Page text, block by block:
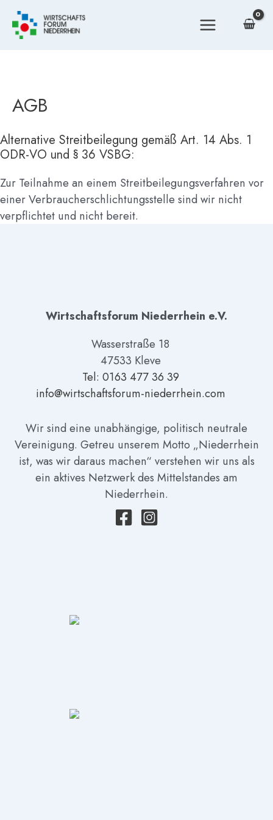
Zum
Inhalt
springen
AGB
Alternative Streitbeilegung gemäß Art. 14 Abs. 1
ODR-VO und § 36 VSBG:
Zur Teilnahme an einem Streitbeilegungsverfahren vor
einer Verbraucherschlichtungsstelle sind wir nicht
verpflichtet und nicht bereit.
Wirtschaftsforum Niederrhein e.V.
Wasserstraße 18
47533 Kleve
Tel: 0163 477 36 39
info@wirtschaftsforum-niederrhein.com
Wir sind eine unabhängige, politisch neutrale
Vereinigung. Getreu unserem Motto „Niederrhein
ist, was wir daraus machen“ verstehen wir uns als
ein aktives Netzwerk des Mittelstandes am
Niederrhein.